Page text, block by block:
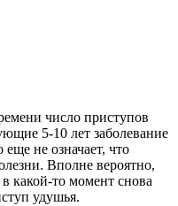
число приступов
5-10 лет заболевание
не означает, что
Вполне вероятно,
какой-то момент снова
удушья.